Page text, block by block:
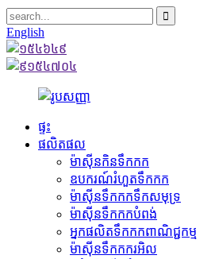
English
ផ្ទះ
ផលិតផល
ម៉ាស៊ីនកិនទឹកកក
ឧបករណ៍រំហួតទឹកកក
ម៉ាស៊ីនទឹកកកទឹកសមុទ្រ
ម៉ាស៊ីនទឹកកកបំពង់
អ្នកផលិតទឹកកកពាណិជ្ជកម្ម
ម៉ាស៊ីនទឹកកករអិល